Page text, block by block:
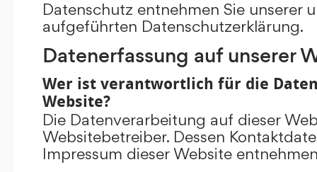
Datenschutz entnehmen Sie unserer
aufgeführten Datenschutzerklärung.
Datenerfassung auf unserer
Wer ist verantwortlich für die
Website?
Die Datenverarbeitung auf dieser
Websitebetreiber. Dessen
Impressum dieser Website